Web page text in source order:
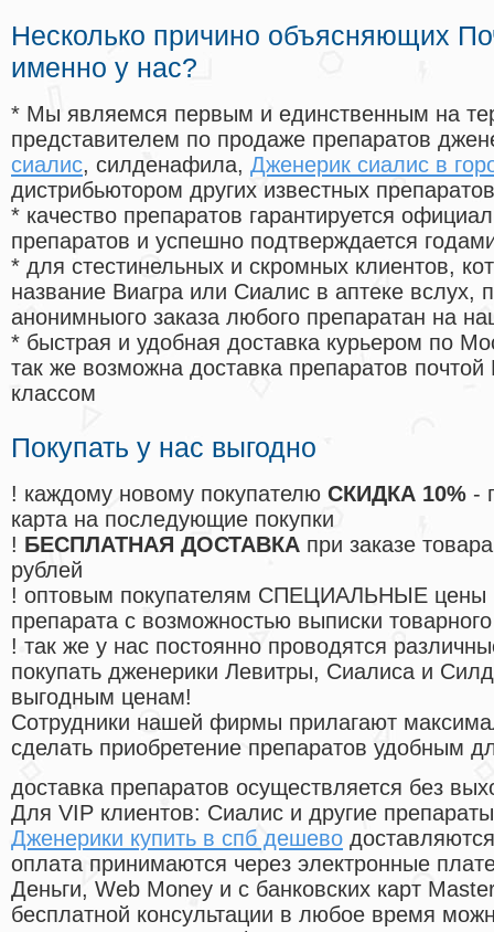
Несколько причино объясняющих
именно у нас?
* Мы являемся первым и единственным на
представителем по продаже препаратов
сиалис, силденафила, Дженерик сиалис в
дистрибьютором других известных препаратов
* качество препаратов гарантируется
препаратов и успешно подтверждается
* для стестинельных и скромных клиентов,
название Виагра или Сиалис в аптеке вслух,
анонимныого заказа любого препаратан на
* быстрая и удобная доставка курьером по
так же возможна доставка препаратов
классом
Покупать у нас выгодно
! каждому новому покупателю СКИДКА 10% -
карта на последующие покупки
! БЕСПЛАТНАЯ ДОСТАВКА при заказе
рублей
! оптовым покупателям СПЕЦИАЛЬНЫЕ цены
препарата с возможностью выписки
! так же у нас постоянно проводятся
покупать дженерики Левитры, Сиалиса и
выгодным ценам!
Cотрудники нашей фирмы прилагают
сделать приобретение препаратов удобным
доставка препаратов осуществляется без
Для VIP клиентов: Сиалис и другие
Дженерики купить в спб дешево
оплата принимаются через электронные
Деньги, Web Money и с банковских карт
бесплатной консультации в любое время